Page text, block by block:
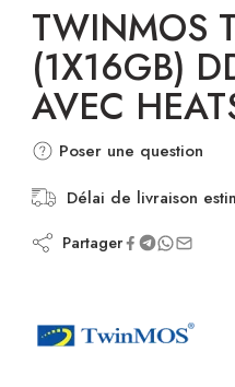
TWINMOS
(1X16GB)
AVEC
Poser une question
Délai de livraison
Partager